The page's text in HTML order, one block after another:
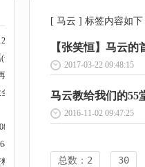
4冊pdf) 1...
126393
-26份 1078...
大全-新增1...
[ 马云 ] 标签内容如下
【张笑恒】马云的
2017-03-22 09:48:15
马云教给我们的55
2016-11-02 09:47:25
总数：2 30